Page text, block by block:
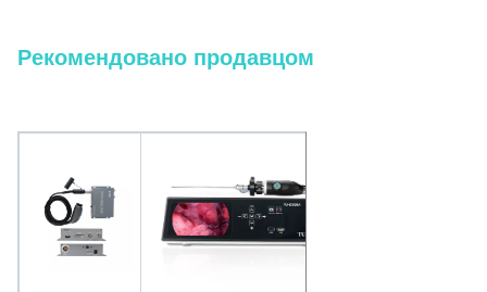
Рекомендовано продавцом